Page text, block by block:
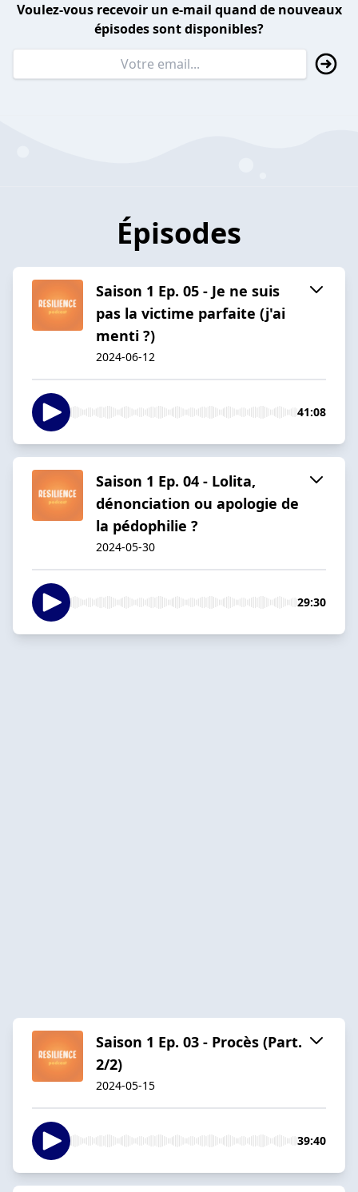
Voulez-vous recevoir un e-mail quand de nouveaux
épisodes sont disponibles?
Épisodes
Saison 1 Ep. 05 - Je ne suis
pas la victime parfaite (j'ai
menti ?)
2024-06-12
41:08
Saison 1 Ep. 04 - Lolita,
dénonciation ou apologie de
la pédophilie ?
2024-05-30
29:30
Saison 1 Ep. 03 - Procès (Part.
2/2)
2024-05-15
39:40